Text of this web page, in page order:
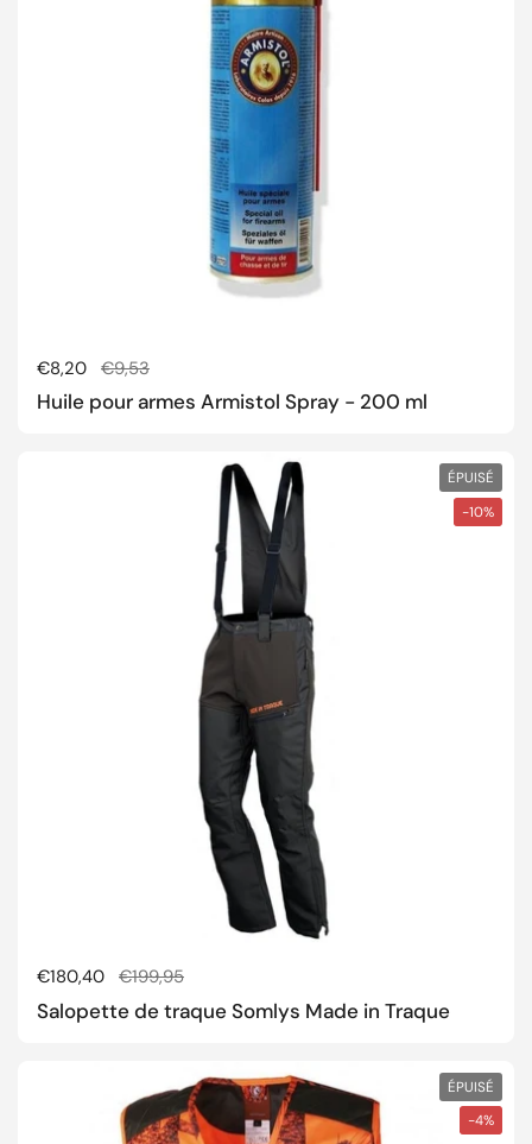
Prix régulier
€8,20 Prix de solde
€9,53
Huile pour armes Armistol Spray - 200 ml
Prix régulier
€180,40 Prix de solde
€199,95
Salopette de traque Somlys Made in Traque
ÉPUISÉ
-10%
ÉPUISÉ
-4%